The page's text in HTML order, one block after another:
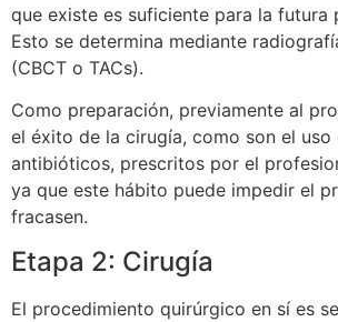
que existe es suficiente para la
Esto se determina mediante
(CBCT o TACs).
Como preparación, previamente al
el éxito de la cirugía, como son el
antibióticos, prescritos por el
ya que este hábito puede impedir el
fracasen.
Etapa 2: Cirugía
El procedimiento quirúrgico en sí es